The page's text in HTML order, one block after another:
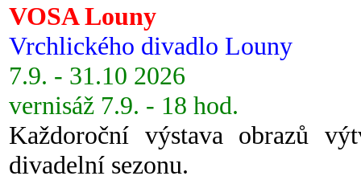
VOSA Louny
Vrchlického divadlo Louny
7.9. - 31.10 2026
vernisáž 7.9. - 18 hod.
Každoroční výstava obrazů
divadelní sezonu.